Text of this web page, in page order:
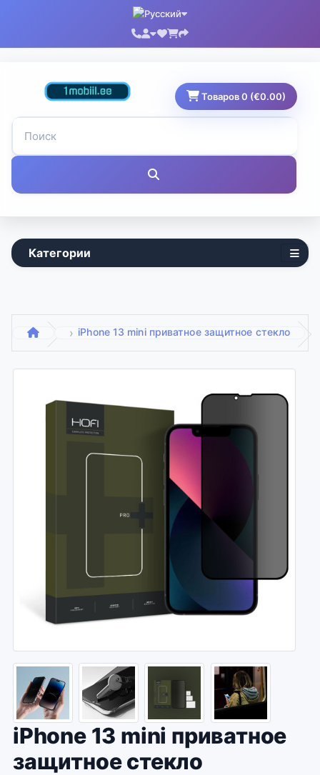
Товаров 0 (€0.00)
Категории
iPhone 13 mini приватное защитное стекло
iPhone 13 mini приватное
защитное стекло